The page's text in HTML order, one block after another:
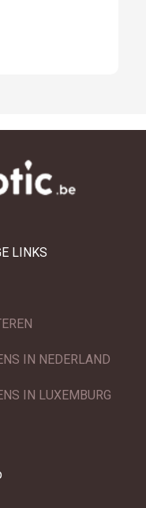
LINKS
IN NEDERLAND
IN LUXEMBURG